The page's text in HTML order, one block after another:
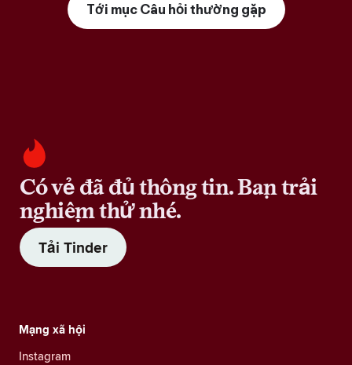
Tới mục Câu hỏi thường gặp
Có vẻ đã đủ thông tin. Bạn trải
nghiệm thử nhé.
Tải Tinder
Mạng xã hội
Instagram